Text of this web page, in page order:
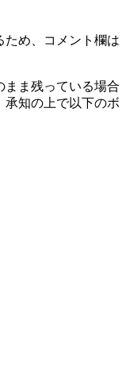
ため、コメント欄は
まま残っている場合
承知の上で以下のボ